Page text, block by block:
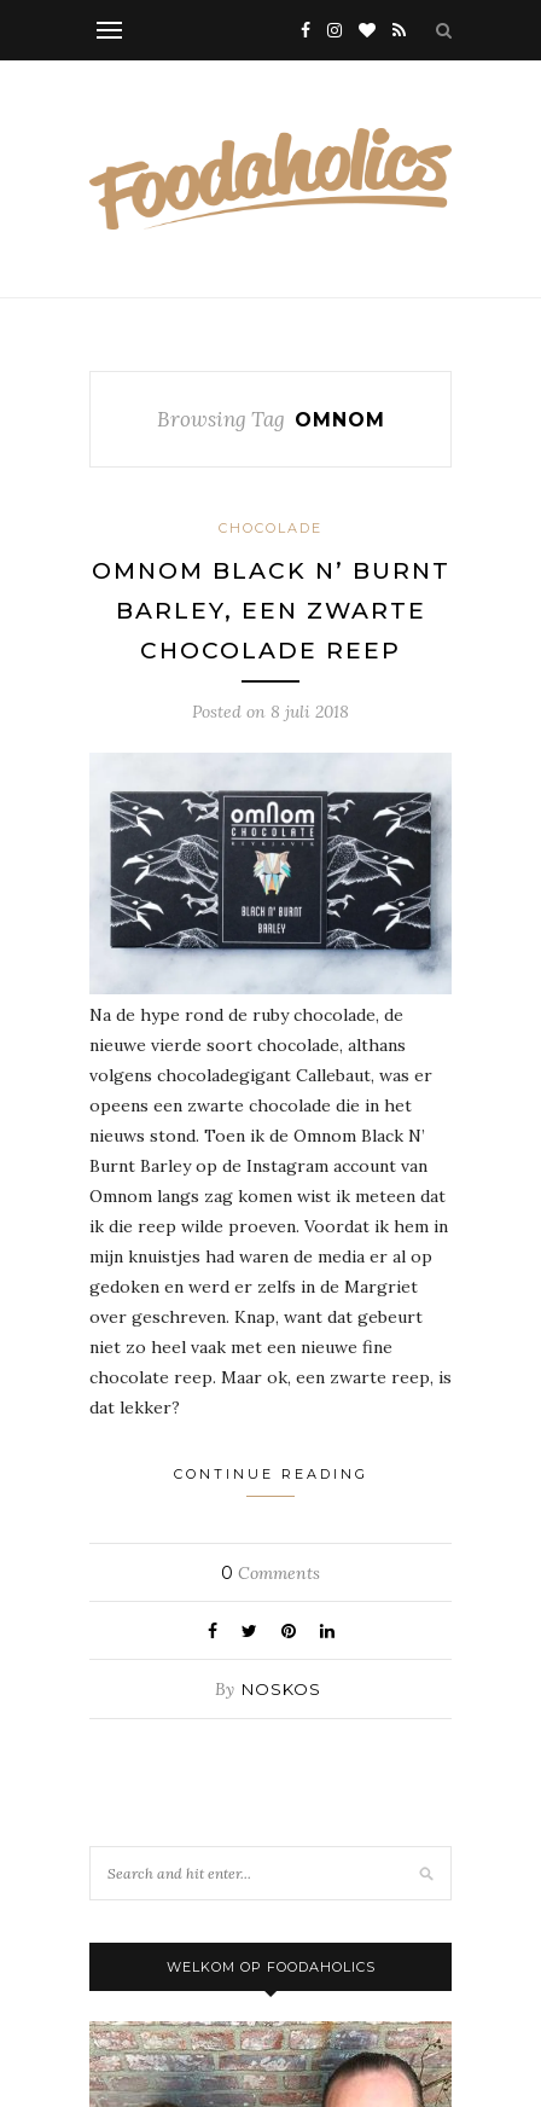
Browsing Tag OMNOM
CHOCOLADE
OMNOM BLACK N’ BURNT
BARLEY, EEN ZWARTE
CHOCOLADE REEP
Posted on 8 juli 2018
Na de hype rond de ruby chocolade, de
nieuwe vierde soort chocolade, althans
volgens chocoladegigant Callebaut, was er
opeens een zwarte chocolade die in het
nieuws stond. Toen ik de Omnom Black N’
Burnt Barley op de Instagram account van
Omnom langs zag komen wist ik meteen dat
ik die reep wilde proeven. Voordat ik hem in
mijn knuistjes had waren de media er al op
gedoken en werd er zelfs in de Margriet
over geschreven. Knap, want dat gebeurt
niet zo heel vaak met een nieuwe fine
chocolate reep. Maar ok, een zwarte reep, is
dat lekker?
CONTINUE READING
0 Comments
By NOSKOS
WELKOM OP FOODAHOLICS